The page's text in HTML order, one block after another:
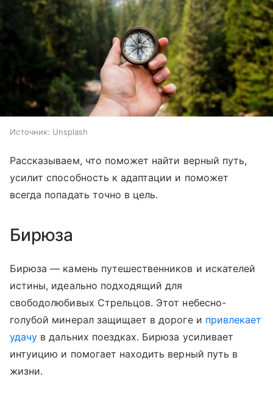
Источник: Unsplash
Рассказываем, что поможет найти верный путь,
усилит способность к адаптации и поможет
всегда попадать точно в цель.
Бирюза
Бирюза — камень путешественников и искателей
истины, идеально подходящий для
свободолюбивых Стрельцов. Этот небесно-
голубой минерал защищает в дороге и привлекает
удачу в дальних поездках. Бирюза усиливает
интуицию и помогает находить верный путь в
жизни.